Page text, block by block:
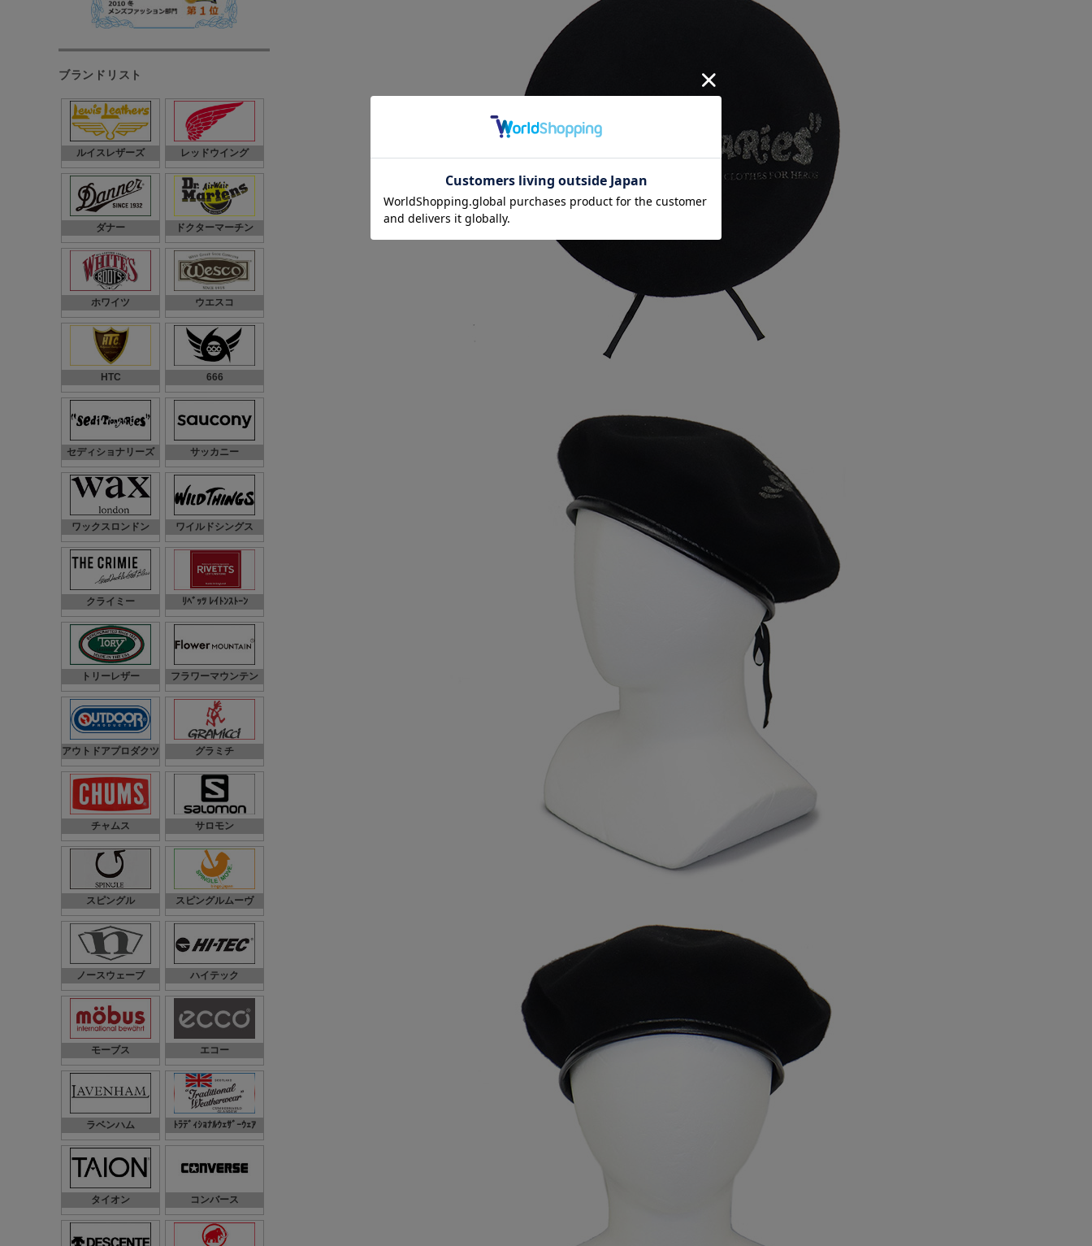
ブランドリスト
ルイスレザーズ レッドウイング
ダナー ドクターマーチン
ホワイツ ウエスコ
HTC 666
セディショナリーズ サッカニー
ワックスロンドン ワイルドシングス
クライミー ﾘﾍﾞｯﾂ ﾚｲﾄﾝｽﾄｰﾝ
トリーレザー フラワーマウンテン
アウトドアプロダクツ グラミチ
チャムス サロモン
スピングル スピングルムーヴ
ノースウェーブ ハイテック
モーブス エコー
ラベンハム ﾄﾗﾃﾞｨｼｮﾅﾙｳｪｻﾞｰｳｪｱ
タイオン コンバース